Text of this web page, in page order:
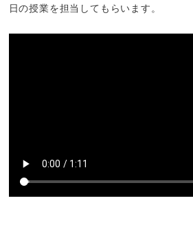
日の授業を担当してもらいます。